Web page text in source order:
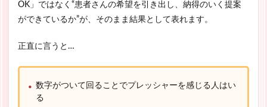
OK」ではなく“患者さんの希望を引き出し、納得のいく提案
ができているか”が、そのまま結果として表れます。
正直に言うと…
数字がついて回ることでプレッシャーを感じる人はい
る